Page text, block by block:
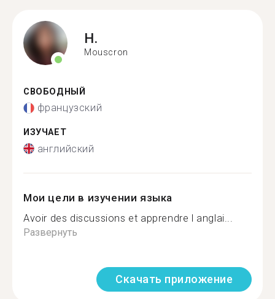
H.
Mouscron
СВОБОДНЫЙ
французский
ИЗУЧАЕТ
английский
Мои цели в изучении языка
Avoir des discussions et apprendre l anglai...
Развернуть
Скачать приложение